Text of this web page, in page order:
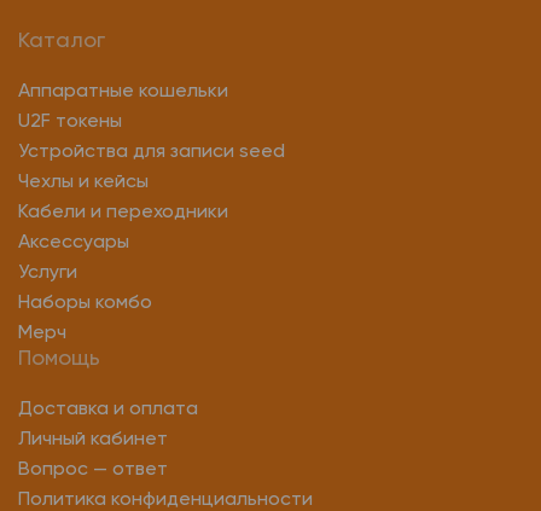
Каталог
Аппаратные кошельки
U2F токены
Устройства для записи seed
Чехлы и кейсы
Кабели и переходники
Аксессуары
Услуги
Наборы комбо
Мерч
Помощь
Доставка и оплата
Личный кабинет
Вопрос — ответ
Политика конфиденциальности